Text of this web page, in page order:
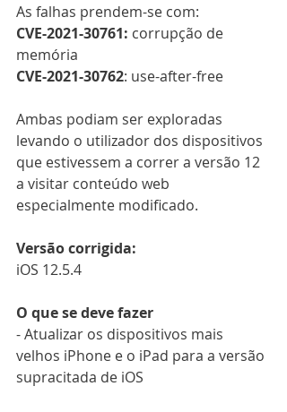
As falhas prendem-se com:
CVE-2021-30761: corrupção de
memória
CVE-2021-30762: use-after-free
Ambas podiam ser exploradas
levando o utilizador dos dispositivos
que estivessem a correr a versão 12
a visitar conteúdo web
especialmente modificado.
Versão corrigida:
iOS 12.5.4
O que se deve fazer
- Atualizar os dispositivos mais
velhos iPhone e o iPad para a versão
supracitada de iOS